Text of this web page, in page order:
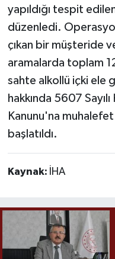
yapıldığı tespit
düzenledi.
çıkan bir müşteride
aramalarda toplam
sahte alkollü içki ele
hakkında 5607
Kanunu'na
başlatıldı.
Kaynak: İHA